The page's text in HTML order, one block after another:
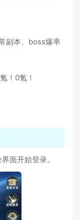
副本、boss爆率
！0氪！
面开始登录。